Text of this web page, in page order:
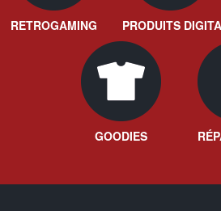
RETROGAMING PRODUITS
GOODIES